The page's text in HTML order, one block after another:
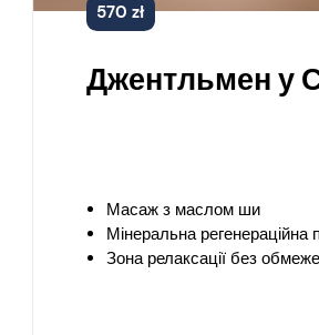
570 zł
Джентльмен у
Масаж з маслом ши
Мінеральна регенераційна
Зона релаксації без